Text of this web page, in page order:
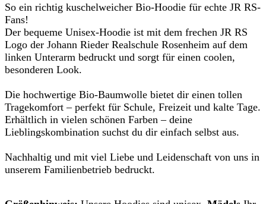
So ein richtig kuschelweicher Bio-Hoodie für echte JR RS-
Fans!
Der bequeme Unisex-Hoodie ist mit dem frechen JR RS
Logo der Johann Rieder Realschule Rosenheim auf dem
linken Unterarm bedruckt und sorgt für einen coolen,
besonderen Look.
Die hochwertige Bio-Baumwolle bietet dir einen tollen
Tragekomfort – perfekt für Schule, Freizeit und kalte Tage.
Erhältlich in vielen schönen Farben – deine
Lieblingskombination suchst du dir einfach selbst aus.
Nachhaltig und mit viel Liebe und Leidenschaft von uns in
unserem Familienbetrieb bedruckt.